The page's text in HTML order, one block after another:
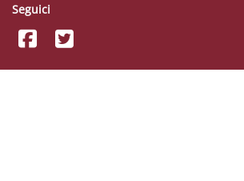
Seguici